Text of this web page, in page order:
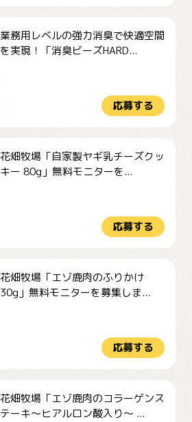
業務用レベルの強力消臭で快適空間
を実現！「消臭ビーズHARD...
応募する
花畑牧場「自家製ヤギ乳チーズクッ
キー 80g」無料モニターを...
応募する
花畑牧場「エゾ鹿肉のふりかけ
30g」無料モニターを募集しま...
応募する
花畑牧場「エゾ鹿肉のコラーゲンス
テーキ～ヒアルロン酸入り～ ...